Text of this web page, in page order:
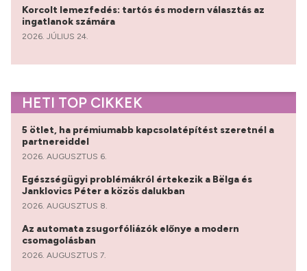
Korcolt lemezfedés: tartós és modern választás az
ingatlanok számára
2026. JÚLIUS 24.
HETI TOP CIKKEK
5 ötlet, ha prémiumabb kapcsolatépítést szeretnél a
partnereiddel
2026. AUGUSZTUS 6.
Egészségügyi problémákról értekezik a Bëlga és
Janklovics Péter a közös dalukban
2026. AUGUSZTUS 8.
Az automata zsugorfóliázók előnye a modern
csomagolásban
2026. AUGUSZTUS 7.